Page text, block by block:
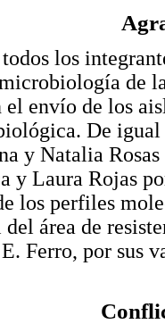
los
de
el envío de los
De igual
y Natalia
y Laura Rojas
los perfiles
del área de
Ferro, por sus